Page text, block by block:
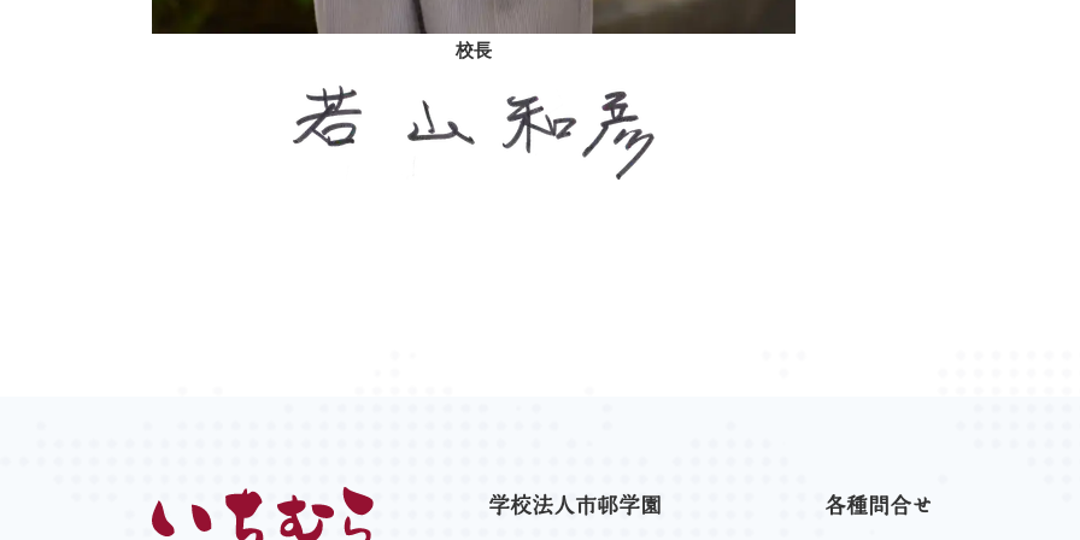
校長
学校法人市邨学園 各種問合せ